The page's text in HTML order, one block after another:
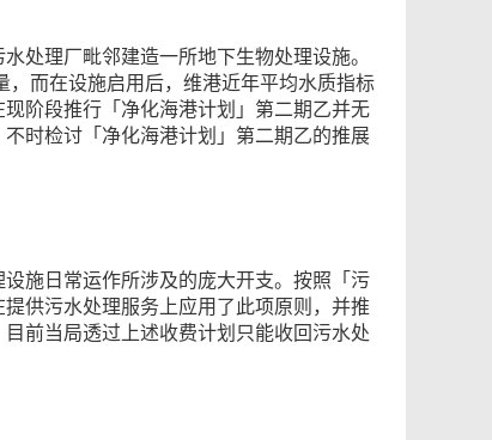
处理厂毗邻建造一所地下生物处理设施。
而在设施启用后，维港近年平均水质指标
阶段推行「净化海港计划」第二期乙并无
时检讨「净化海港计划」第二期乙的推展
施日常运作所涉及的庞大开支。按照「污
供污水处理服务上应用了此项原则，并推
前当局透过上述收费计划只能收回污水处